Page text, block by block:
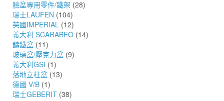
臉盆專用零件/鐵架 (28)
瑞士LAUFEN (104)
英國IMPERIAL (12)
義大利 SCARABEO (14)
鑄鐵盆 (11)
玻璃盆/壓克力盆 (9)
義大利GSI (1)
落地立柱盆 (13)
德國 V/B (1)
瑞士GEBERIT (38)